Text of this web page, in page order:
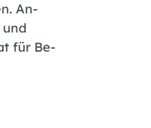
An­
für Be­